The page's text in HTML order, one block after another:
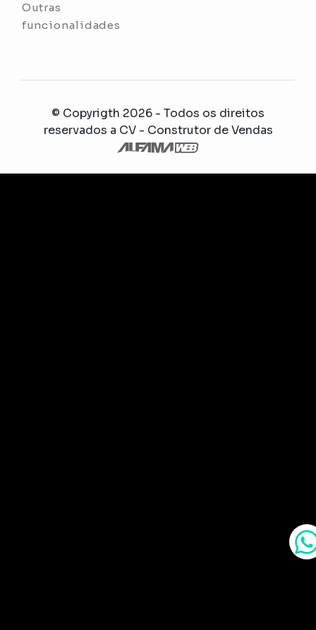
Outras
funcionalidades
© Copyrigth 2026 - Todos os direitos
reservados a CV - Construtor de Vendas